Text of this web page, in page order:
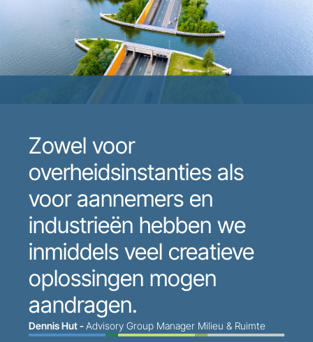
Zowel voor
overheidsinstanties als
voor aannemers en
industrieën hebben we
inmiddels veel creatieve
oplossingen mogen
aandragen.
Dennis Hut -Advisory Group Manager Milieu & Ruimte